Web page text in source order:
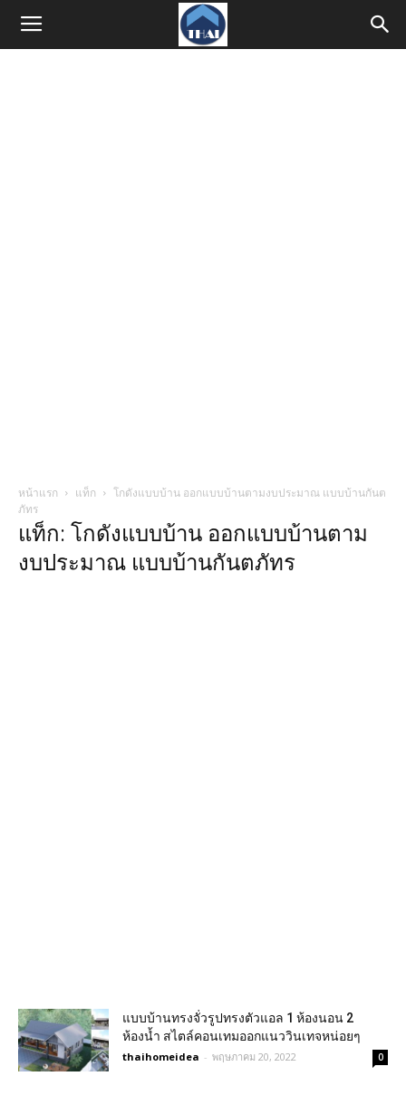
หน้าแรก แท็ก
โกดังแบบบ้าน ออกแบบบ้านตามงบประมาณ แบบบ้านกันต
ภัทร
แท็ก: โกดังแบบบ้าน ออกแบบบ้านตาม
งบประมาณ แบบบ้านกันตภัทร
แบบบ้านทรงจั่วรูปทรงตัวแอล 1 ห้องนอน 2
ห้องน้ำ สไตล์คอนเทมออกแนววินเทจหน่อยๆ
thaihomeidea - พฤษภาคม 20, 2022 0